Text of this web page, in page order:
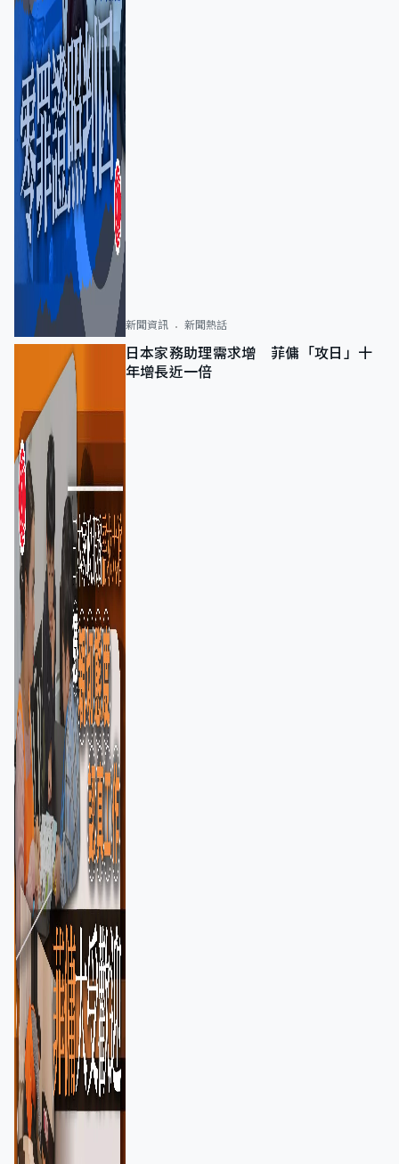
新聞資訊 新聞熱話
日本家務助理需求增 菲傭「攻日」十
年增長近一倍